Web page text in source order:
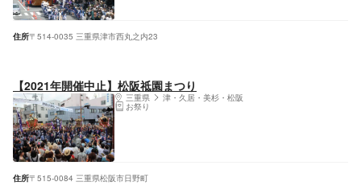
住所〒514-0035 三重県津市西丸之内23
【2021年開催中止】松阪祗園まつり
三重県 津・久居・美杉・松阪
お祭り
住所〒515-0084 三重県松阪市日野町